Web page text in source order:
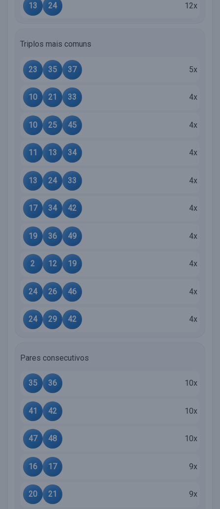
13 24 12x
Triplos mais comuns
23 35 37 5x
10 21 33 4x
10 25 45 4x
11 13 34 4x
13 24 33 4x
17 34 42 4x
19 36 49 4x
2 12 19 4x
24 26 46 4x
24 29 42 4x
Pares consecutivos
35 36 10x
41 42 10x
47 48 10x
16 17 9x
20 21 9x